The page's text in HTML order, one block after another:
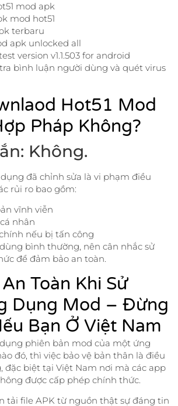
mod apk
mod hot51
terbaru
apk unlocked all
version v1.1.503 for android
bình luận người dùng và quét virus
Hot51 Mod
Pháp Không?
Không.
đã chỉnh sửa là vi phạm điều
rủi ro bao gồm:
vĩnh viễn
nhân
nếu bị tấn công
bình thường, nên cân nhắc sử
để đảm bảo an toàn.
Toàn Khi Sử
Dụng Mod – Đừng
Bạn Ở Việt Nam
phiên bản mod của một ứng
đó, thì việc bảo vệ bản thân là điều
đặc biệt tại Việt Nam nơi mà các app
được cấp phép chính thức.
tải file APK từ nguồn thật sự đáng tin